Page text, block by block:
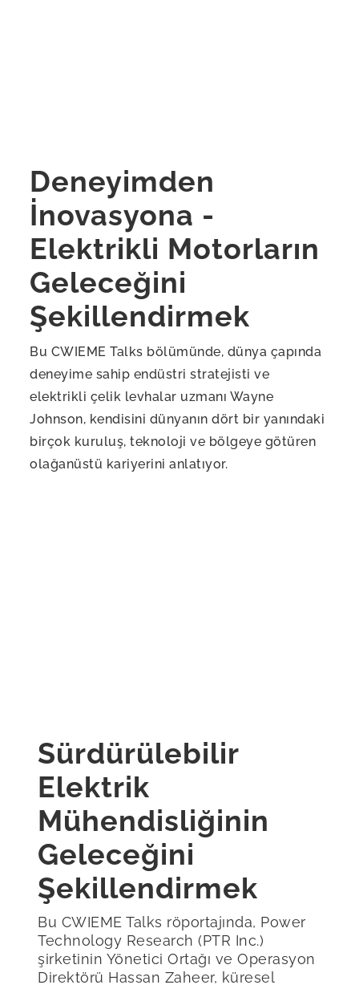
Deneyimden
İnovasyona -
Elektrikli Motorların
Geleceğini
Şekillendirmek
Bu CWIEME Talks bölümünde, dünya çapında
deneyime sahip endüstri stratejisti ve
elektrikli çelik levhalar uzmanı Wayne
Johnson, kendisini dünyanın dört bir yanındaki
birçok kuruluş, teknoloji ve bölgeye götüren
olağanüstü kariyerini anlatıyor.
Sürdürülebilir
Elektrik
Mühendisliğinin
Geleceğini
Şekillendirmek
Bu CWIEME Talks röportajında, Power
Technology Research (PTR Inc.)
şirketinin Yönetici Ortağı ve Operasyon
Direktörü Hassan Zaheer, küresel